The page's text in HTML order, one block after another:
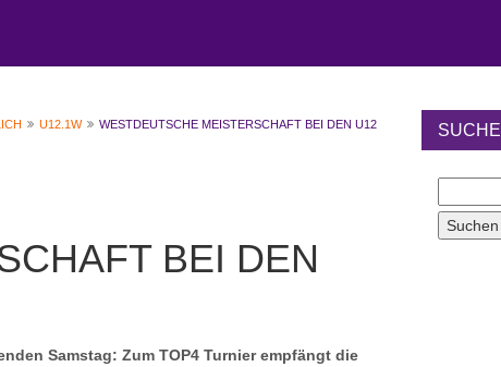
U12.1W
WESTDEUTSCHE MEISTERSCHAFT BEI DEN U12
BEI DEN
Samstag: Zum TOP4 Turnier empfängt die
SUCHE